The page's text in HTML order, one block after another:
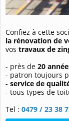
Confiez à cette
la rénovation de
vos travaux de
- près de 20
- patron toujours
- service de
- tous types de
Tel : 0479 / 23 38